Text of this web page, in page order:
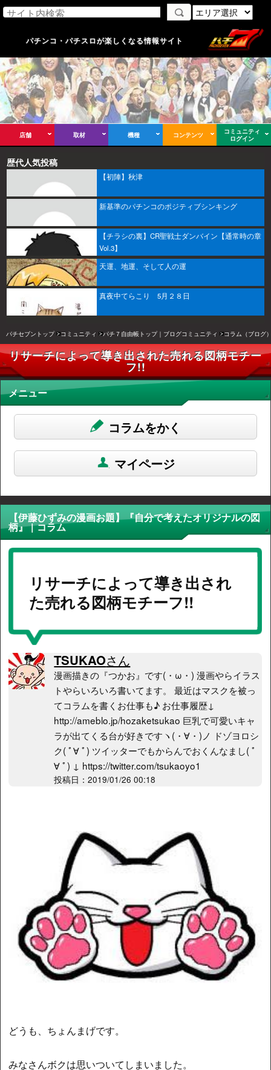
パチンコ・パチスロが楽しくなる情報サイト
店舗 取材 機種 コンテンツ
コミュニティ
ログイン
歴代人気投稿
【初陣】秋津
新基準のパチンコのポジティブシンキング
【チラシの裏】CR聖戦士ダンバイン【通常時の章
Vol.3】
天運、地運、そして人の運
真夜中てらこり 5月２８日
パチセブントップ コミュニティ パチ７自由帳トップ｜ブログコミュニティ コラム（ブログ
リサーチによって導き出された売れる図柄モチー
フ!!
メニュー
コラムをかく
マイページ
【伊藤ひずみの漫画お題】『自分で考えたオリジナルの図
柄』 | コラム
リサーチによって導き出され
た売れる図柄モチーフ!!
TSUKAOさん
漫画描きの『つかお』です(・ω・) 漫画やらイラス
トやらいろいろ書いてます。 最近はマスクを被っ
てコラムを書くお仕事も♪ お仕事履歴↓
http://ameblo.jp/hozaketsukao 巨乳で可愛いキャ
ラが出てくる台が好きですヽ(・∀・)ノ ドゾヨロシ
ク( ﾟ∀ ﾟ) ツイッターでもからんでおくんなまし( ﾟ
∀ ﾟ) ↓ https://twitter.com/tsukaoyo1
投稿日：2019/01/26 00:18
どうも、ちょんまげです。
みなさんボクは思いついてしまいました。